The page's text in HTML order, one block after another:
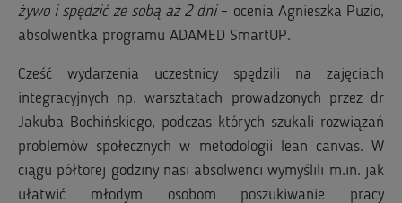
żywo i spędzić ze sobą aż 2 dni– ocenia Agnieszka Puzio,
absolwentka programu ADAMED SmartUP.
Cześć wydarzenia uczestnicy spędzili na zajęciach
integracyjnych np. warsztatach prowadzonych przez dr
Jakuba Bochińskiego, podczas których szukali rozwiązań
problemów społecznych w metodologii lean canvas. W
ciągu półtorej godziny nasi absolwenci wymyślili m.in. jak
ułatwić młodym osobom poszukiwanie pracy